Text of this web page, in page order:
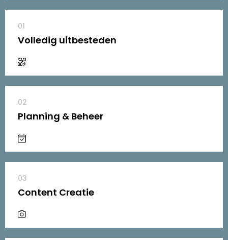
01
Volledig uitbesteden
02
Planning & Beheer
03
Content Creatie